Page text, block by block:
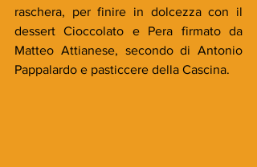
raschera, per finire in dolcezza con il
dessert Cioccolato e Pera firmato da
Matteo Attianese, secondo di Antonio
Pappalardo e pasticcere della Cascina.